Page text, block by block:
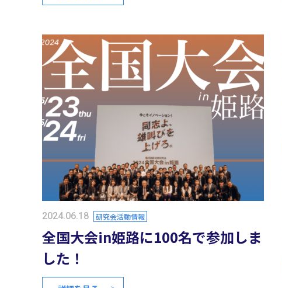
2024.06.18 研究会活動情報
全国大会in姫路に100名で参加しま
した！